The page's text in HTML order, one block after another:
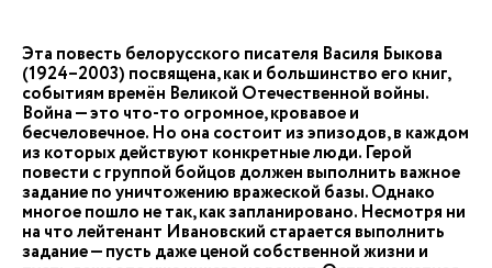
Эта повесть белорусского писателя Василя Быкова
(1924–2003) посвящена, как и большинство его книг,
событиям времён Великой Отечественной войны.
Война — это что-то огромное, кровавое и
бесчеловечное. Но она состоит из эпизодов, в каждом
из которых действуют конкретные люди. Герой
повести с группой бойцов должен выполнить важное
задание по уничтожению вражеской базы. Однако
многое пошло не так, как запланировано. Несмотря ни
на что лейтенант Ивановский старается выполнить
задание — пусть даже ценой собственной жизни и